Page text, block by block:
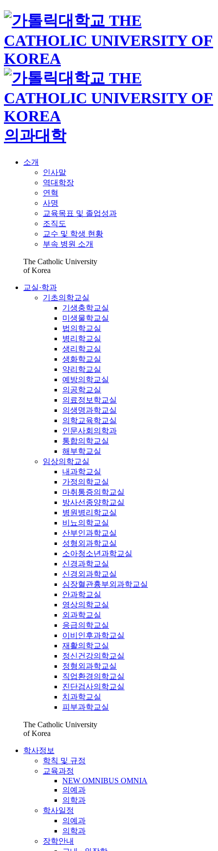
의과대학
소개
인사말
역대학장
연혁
사명
교육목표 및 졸업성과
조직도
교수 및 학생 현황
부속 병원 소개
The Catholic University
of Korea
교실·학과
기초의학교실
기생충학교실
미생물학교실
법의학교실
병리학교실
생리학교실
생화학교실
약리학교실
예방의학교실
의공학교실
의료정보학교실
의생명과학교실
의학교육학교실
인문사회의학과
통합의학교실
해부학교실
임상의학교실
내과학교실
가정의학교실
마취통증의학교실
방사선종양학교실
병원병리학교실
비뇨의학교실
산부인과학교실
성형외과학교실
소아청소년과학교실
신경과학교실
신경외과학교실
심장혈관흉부외과학교실
안과학교실
영상의학교실
외과학교실
응급의학교실
이비인후과학교실
재활의학교실
정신건강의학교실
정형외과학교실
직업환경의학교실
진단검사의학교실
치과학교실
피부과학교실
The Catholic University
of Korea
학사정보
학칙 및 규정
교육과정
NEW OMNIBUS OMNIA
의예과
의학과
학사일정
의예과
의학과
장학안내